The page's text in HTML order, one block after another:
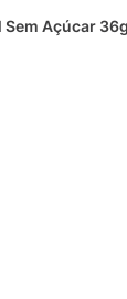
Sem Açúcar 36g